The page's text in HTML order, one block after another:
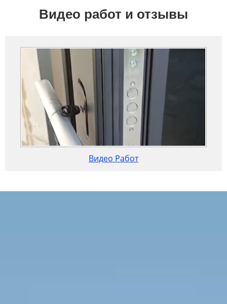
Видео работ и отзывы
Видео Работ